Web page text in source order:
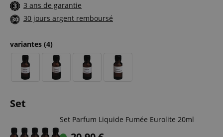
3 ans de garantie
30 jours argent remboursé
variantes (4)
Set
Set Parfum Liquide Fumée Eurolite 20ml